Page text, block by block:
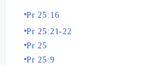
Pr 25:16
Pr 25:21-22
Pr 25
Pr 25:9